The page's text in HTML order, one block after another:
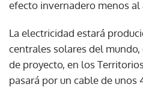
efecto invernadero menos al
La electricidad estará
centrales solares del
de proyecto, en los
pasará por un cable de unos